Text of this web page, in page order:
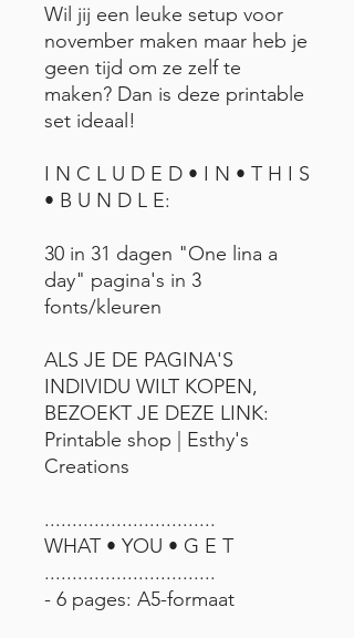
Wil jij een leuke setup voor
november maken maar heb je
geen tijd om ze zelf te
maken? Dan is deze printable
set ideaal!
I N C L U D E D • I N • T H I S
• B U N D L E:
30 in 31 dagen "One lina a
day" pagina's in 3
fonts/kleuren
ALS JE DE PAGINA'S
INDIVIDU WILT KOPEN,
BEZOEKT JE DEZE LINK:
Printable shop | Esthy's
Creations
...............................
WHAT • YOU • G E T
...............................
- 6 pages: A5-formaat